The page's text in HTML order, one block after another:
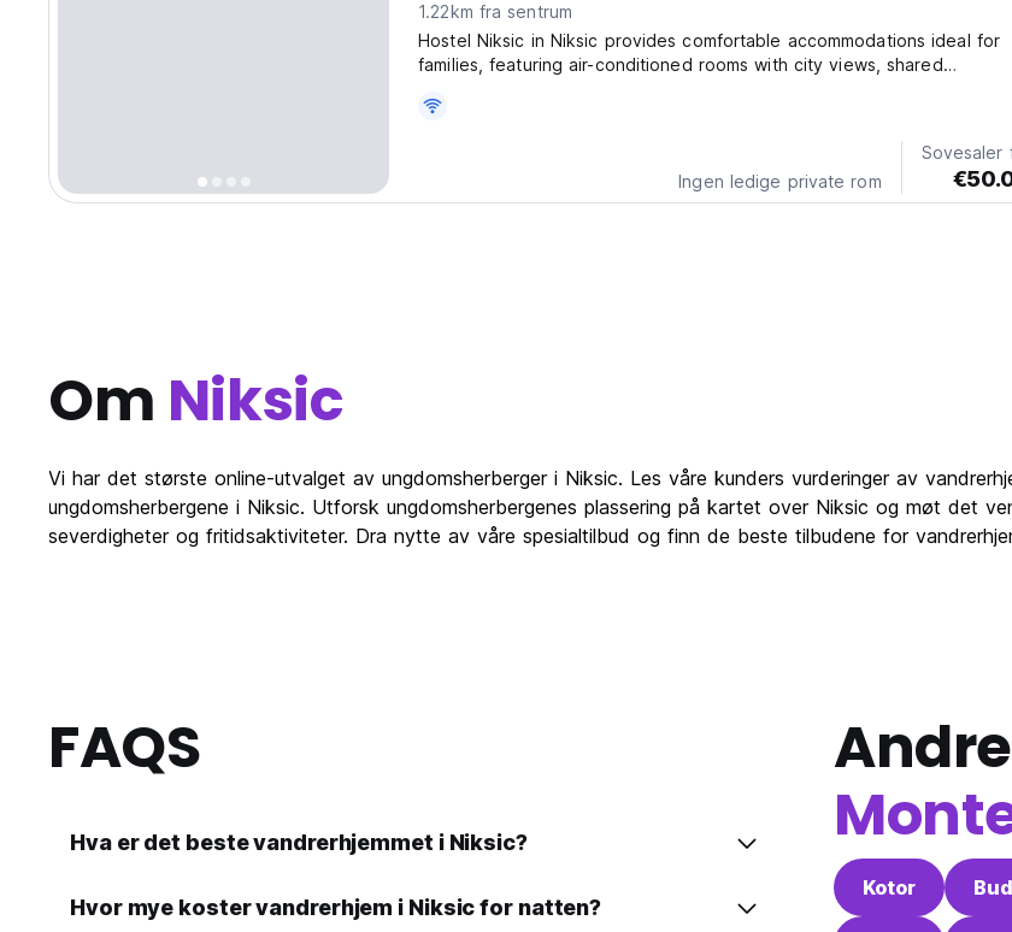
1.22km fra sentrum
Hostel Niksic in Niksic provides comfortable accommodations ideal for
families, featuring air-conditioned rooms with city views, shared
TV. Guests can enjoy essential facilities designed...
Ingen ledige private rom
Sovesaler
Om Niksic
Vi har det største online-utvalget av ungdomsherberger i Niksic. Les våre kunders vurderinger av
ungdomsherbergene i Niksic. Utforsk ungdomsherbergenes plassering på kartet over Niksic og møt det
severdigheter og fritidsaktiviteter. Dra nytte av våre spesialtilbud og finn de beste tilbudene for
FAQS
Hva er det beste vandrerhjemmet i Niksic?
Hvor mye koster vandrerhjem i Niksic for natten?
Kotor